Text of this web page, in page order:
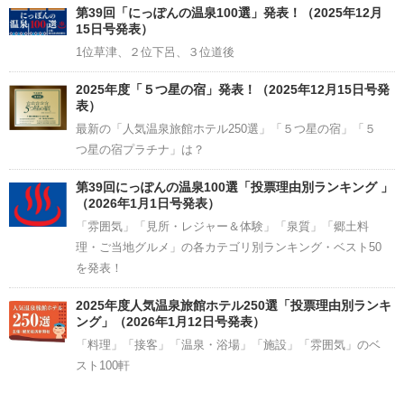
Channel
第39回「にっぽんの温泉100選」発表！（2025年12月
15日号発表）
1位草津、２位下呂、３位道後
2025年度「５つ星の宿」発表！（2025年12月15日号発
表）
最新の「人気温泉旅館ホテル250選」「５つ星の宿」「５
つ星の宿プラチナ」は？
第39回にっぽんの温泉100選「投票理由別ランキング 」
（2026年1月1日号発表）
「雰囲気」「見所・レジャー＆体験」「泉質」「郷土料
理・ご当地グルメ」の各カテゴリ別ランキング・ベスト50
を発表！
2025年度人気温泉旅館ホテル250選「投票理由別ランキ
ング」（2026年1月12日号発表）
「料理」「接客」「温泉・浴場」「施設」「雰囲気」のベ
スト100軒